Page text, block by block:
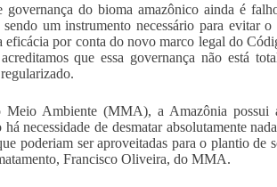
governança do bioma amazônico ainda é
um instrumento necessário para evitar o
eficácia por conta do novo marco legal do
que essa governança não está
Ambiente (MMA), a Amazônia possui
necessidade de desmatar absolutamente
poderiam ser aproveitadas para o plantio
Francisco Oliveira, do MMA.